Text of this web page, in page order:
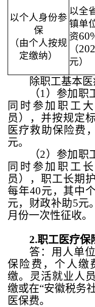
以个人身份参
保
（由个人按规
定缴纳）
以全
镇单
资
（
元）
除职工基本医
（1 ）参加职
同时参加职工
员），并按规定
医疗救助保险费
元。
（2）参加职
同时参加职工
员），职工长期
每年40元，其中
元，财政补助5元
月份一次性征收。
2.职工医疗保
答：用人单
保险费，个人缴
缴。灵活就业人
缴或在“安徽税务
医保费。